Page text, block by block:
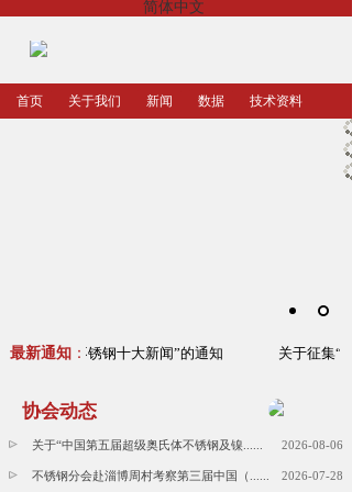
简体中文
首页 关于我们 新闻 数据 技术资料
最新通知 ：
年中国不锈钢十大新闻”的通知 关于征集
协会动态
关于“中国第五届超级奥氏体不锈钢及镍...... 2026-08-06
不锈钢分会赴淄博周村考察第三届中国（...... 2026-07-28